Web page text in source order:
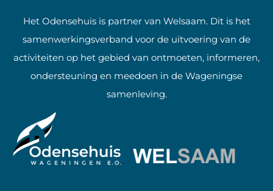
Het Odensehuis is partner van Welsaam. Dit is het
samenwerkingsverband voor de uitvoering van de
activiteiten op het gebied van ontmoeten, informeren,
ondersteuning en meedoen in de Wageningse
samenleving.